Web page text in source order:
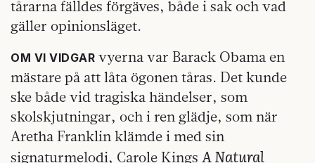
tårarna fälldes förgäves, både i sak och vad
gäller opinionsläget.
OM VI VIDGAR vyerna var Barack Obama en
mästare på att låta ögonen tåras. Det kunde
ske både vid tragiska händelser, som
skolskjutningar, och i ren glädje, som när
Aretha Franklin klämde i med sin
signaturmelodi, Carole Kings A Natural